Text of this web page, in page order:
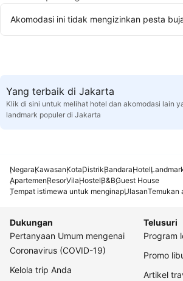
Akomodasi ini tidak mengizinkan pesta
Yang terbaik di Jakarta
Klik di sini untuk melihat hotel dan akomodasi lain
landmark populer di Jakarta
NegaraKawasanKotaDistrikBandaraHotel
ApartemenResorVilaHostelB&BGuest House
Tempat istimewa untuk menginapUlasanTemukan
Dukungan
Pertanyaan Umum mengenai
Coronavirus (COVID-19)
Kelola trip Anda
Telusuri
Program
Promo
Artikel